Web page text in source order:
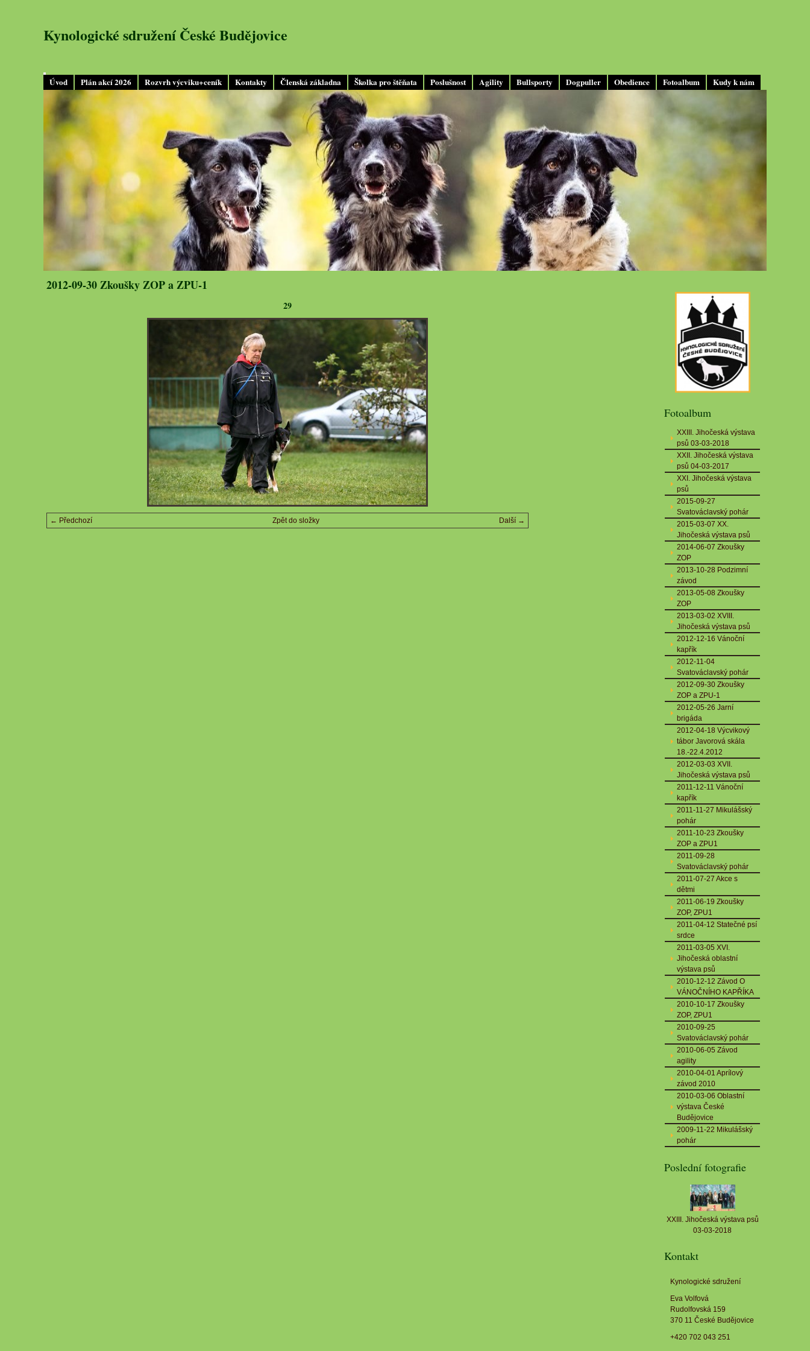
Úvod Plán akcí 2026 Rozvrh výcviku+ceník Kontakty Členská základna Školka pro štěňata Poslušnost Agility Bullsporty Dogpuller Obedience Fotoalbum Kudy k nám
Kynologické sdružení České Budějovice
2012-09-30 Zkoušky ZOP a ZPU-1
29
← Předchozí Další →
Zpět do složky
Fotoalbum
XXIII. Jihočeská výstava
psů 03-03-2018
XXII. Jihočeská výstava
psů 04-03-2017
XXI. Jihočeská výstava
psů
2015-09-27
Svatováclavský pohár
2015-03-07 XX.
Jihočeská výstava psů
2014-06-07 Zkoušky
ZOP
2013-10-28 Podzimní
závod
2013-05-08 Zkoušky
ZOP
2013-03-02 XVIII.
Jihočeská výstava psů
2012-12-16 Vánoční
kapřík
2012-11-04
Svatováclavský pohár
2012-09-30 Zkoušky
ZOP a ZPU-1
2012-05-26 Jarní
brigáda
2012-04-18 Výcvikový
tábor Javorová skála
18.-22.4.2012
2012-03-03 XVII.
Jihočeská výstava psů
2011-12-11 Vánoční
kapřík
2011-11-27 Mikulášský
pohár
2011-10-23 Zkoušky
ZOP a ZPU1
2011-09-28
Svatováclavský pohár
2011-07-27 Akce s
dětmi
2011-06-19 Zkoušky
ZOP, ZPU1
2011-04-12 Statečné psí
srdce
2011-03-05 XVI.
Jihočeská oblastní
výstava psů
2010-12-12 Závod O
VÁNOČNÍHO KAPŘÍKA
2010-10-17 Zkoušky
ZOP, ZPU1
2010-09-25
Svatováclavský pohár
2010-06-05 Závod
agility
2010-04-01 Aprílový
závod 2010
2010-03-06 Oblastní
výstava České
Budějovice
2009-11-22 Mikulášský
pohár
Poslední fotografie
XXIII. Jihočeská výstava psů
03-03-2018
Kontakt
Kynologické sdružení
Eva Volfová
Rudolfovská 159
370 11 České Budějovice
+420 702 043 251